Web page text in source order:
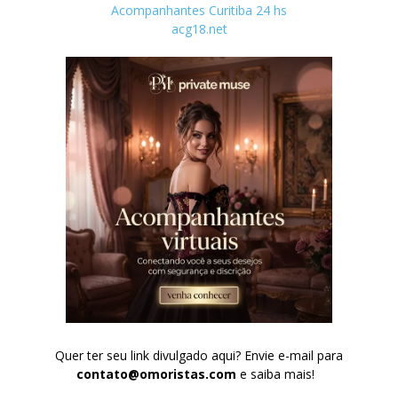
Acompanhantes Curitiba 24 hs
acg18.net
Quer ter seu link divulgado aqui? Envie e-mail para
contato@omoristas.com e saiba mais!